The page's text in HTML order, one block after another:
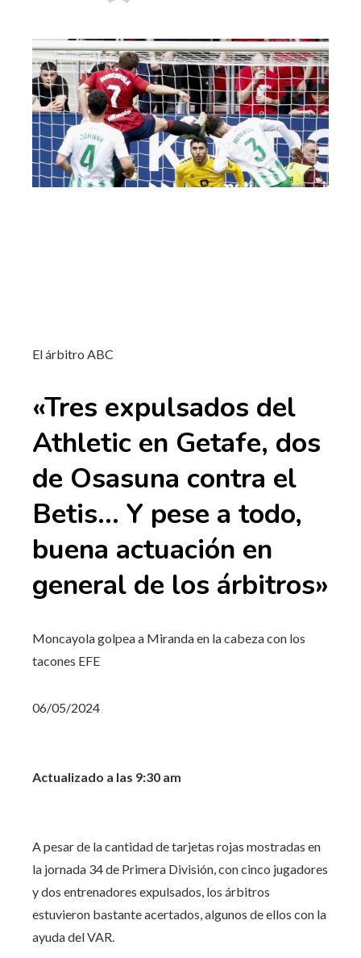
El árbitro ABC
«Tres expulsados ​​del
Athletic en Getafe, dos
de Osasuna contra el
Betis… Y pese a todo,
buena actuación en
general de los árbitros»
Moncayola golpea a Miranda en la cabeza con los
tacones EFE
06/05/2024
Actualizado a las 9:30 am
A pesar de la cantidad de tarjetas rojas mostradas en
la jornada 34 de Primera División, con cinco jugadores
y dos entrenadores expulsados, los árbitros
estuvieron bastante acertados, algunos de ellos con la
ayuda del VAR.